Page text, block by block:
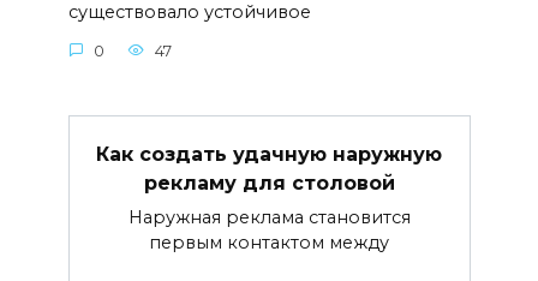
существовало устойчивое
0 47
Как создать удачную наружную
рекламу для столовой
Наружная реклама становится
первым контактом между